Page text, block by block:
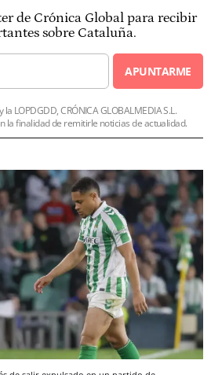
de Crónica Global para recibir
sobre Cataluña.
APUNTARME
LOPDGDD, CRÓNICA GLOBALMEDIA S.L.
la finalidad de remitirle noticias de actualidad.